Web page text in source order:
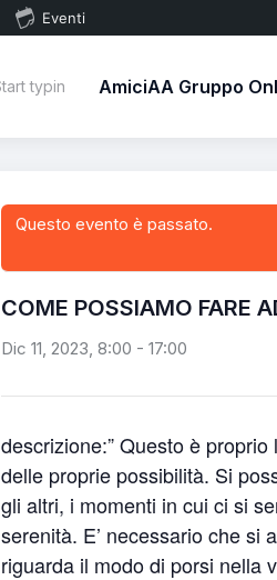
Eventi
AmiciAA Gruppo
Questo evento è passato.
COME POSSIAMO FARE
Dic 11, 2023, 8:00 - 17:00
descrizione:” Questo è
delle proprie possibilità. Si
gli altri, i momenti in cui ci si
serenità. E’ necessario che si
riguarda il modo di porsi nella